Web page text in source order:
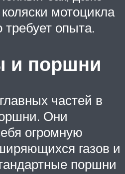
мотоцикла
требует опыта.
и поршни
частей в
Они
огромную
газов и
поршни